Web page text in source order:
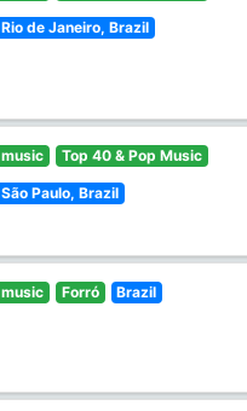
Rio de Janeiro, Brazil
music Top 40 & Pop Music
São Paulo, Brazil
music Forró Brazil